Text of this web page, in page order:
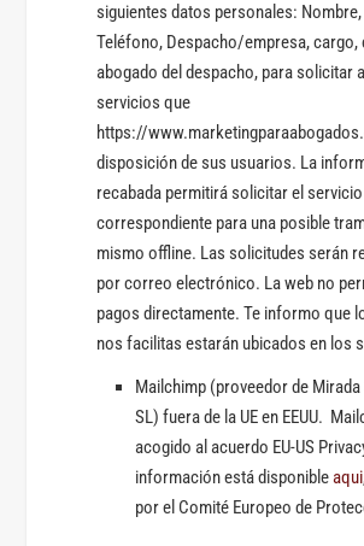
siguientes datos personales: Nombre,
Teléfono, Despacho/empresa, cargo,
abogado del despacho, para solicitar
servicios que
https://
disposición de sus usuarios. La
recabada permitirá solicitar el servicio
correspondiente para una posible
mismo offline. Las solicitudes serán
por correo electrónico. La web no
pagos directamente. Te informo que
nos facilitas estarán ubicados en los
Mailchimp (proveedor de
SL) fuera de la UE en EEUU.
acogido al acuerdo EU-US
información está disponibleaqui
por el Comité Europeo de